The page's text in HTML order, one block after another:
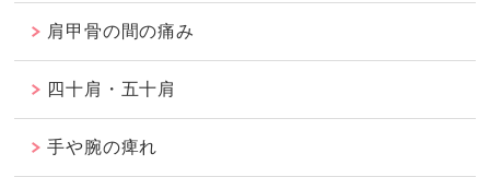
肩甲骨の間の痛み
四十肩・五十肩
手や腕の痺れ